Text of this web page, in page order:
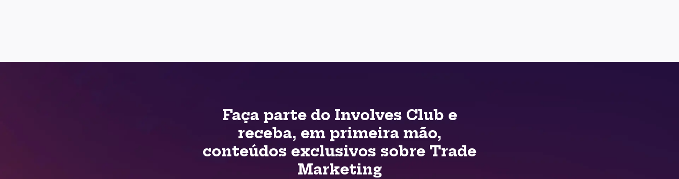
Faça parte do Involves Club e
receba, em primeira mão,
conteúdos exclusivos sobre Trade
Marketing